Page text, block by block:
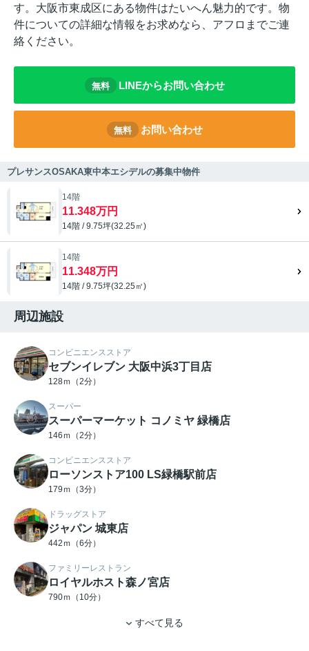
す。大阪市東成区にある物件はたいへん魅力的です。物
件についての詳細な情報をお求めなら、アフロまでご連
絡ください。
無料 LINEからお問い合わせ
無料 お問い合わせ
プレサンスOSAKA東中本エシデルの募集中物件
14階
11.348万円
14階 / 9.75坪(32.25㎡)
14階
11.348万円
14階 / 9.75坪(32.25㎡)
周辺施設
コンビニエンスストア
セブンイレブン 大阪中浜3丁目店
128ｍ（2分）
スーパー
スーパーマーケット コノミヤ 緑橋店
146ｍ（2分）
コンビニエンスストア
ローソンストア100 LS緑橋駅前店
179ｍ（3分）
ドラッグストア
ジャパン 城東店
442ｍ（6分）
ファミリーレストラン
ロイヤルホスト森ノ宮店
790ｍ（10分）
すべて見る